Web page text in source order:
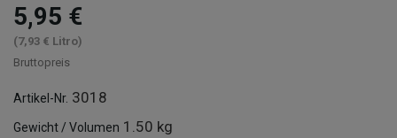
5,95 €
(7,93 € Litro)
Bruttopreis
Artikel-Nr. 3018
Gewicht / Volumen 1.50 kg